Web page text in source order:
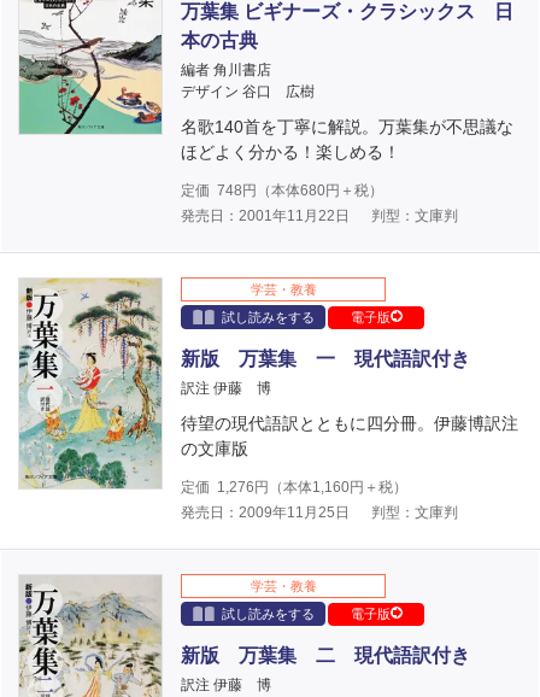
万葉集 ビギナーズ・クラシックス 日
本の古典
編者 角川書店
デザイン 谷口 広樹
名歌140首を丁寧に解説。万葉集が不思議な
ほどよく分かる！楽しめる！
定価 748 円（本体680円＋税）
発売日：2001年11月22日
判型：文庫判
学芸・教養
試し読みをする
電子版
新版 万葉集 一 現代語訳付き
訳注 伊藤 博
待望の現代語訳とともに四分冊。伊藤博訳注
の文庫版
定価 1,276 円（本体1,160円＋税）
発売日：2009年11月25日
判型：文庫判
学芸・教養
試し読みをする
電子版
新版 万葉集 二 現代語訳付き
訳注 伊藤 博